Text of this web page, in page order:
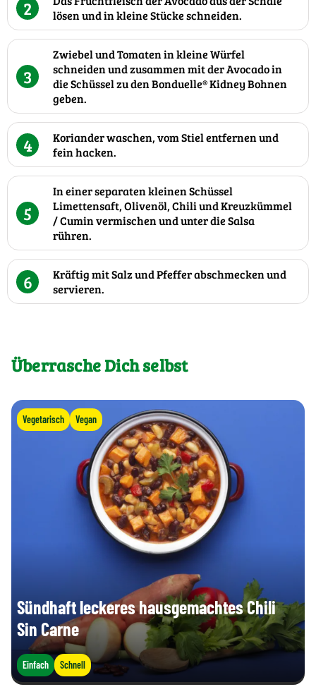
2
lösen und in kleine Stücke schneiden.
3
Zwiebel und Tomaten in kleine Würfel
schneiden und zusammen mit der Avocado in
die Schüssel zu den Bonduelle® Kidney Bohnen
geben.
4
Koriander waschen, vom Stiel entfernen und
fein hacken.
5
In einer separaten kleinen Schüssel
Limettensaft, Olivenöl, Chili und Kreuzkümmel
/ Cumin vermischen und unter die Salsa
rühren.
6
Kräftig mit Salz und Pfeffer abschmecken und
servieren.
Überrasche Dich selbst
Vegetarisch Vegan
Sündhaft leckeres hausgemachtes Chili
Sin Carne
Einfach Schnell